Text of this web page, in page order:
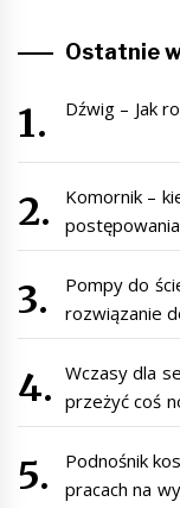
Ostatnie
Dźwig – Jak
Komornik –
Pompy do
rozwiązanie
Wczasy dla
przeżyć coś
Podnośnik
pracach na